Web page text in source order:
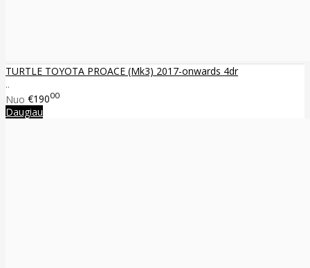
TURTLE TOYOTA PROACE (Mk3) 2017-onwards 4dr
..
Nuo €19000
Daugiau